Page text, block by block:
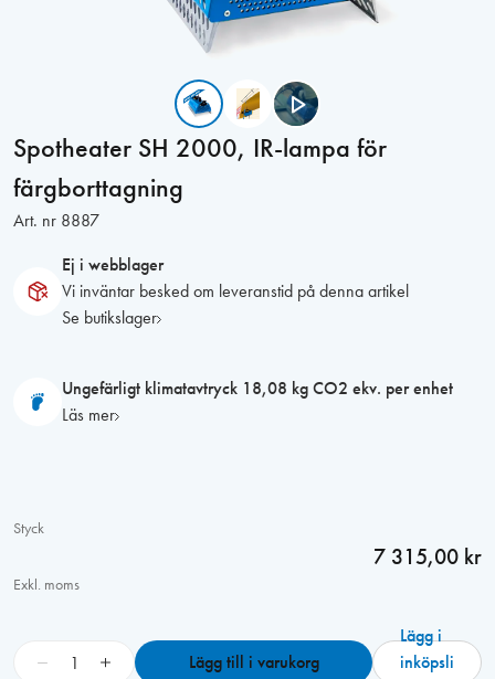
Spotheater SH 2000, IR-lampa för
färgborttagning
Art. nr 8887
Ej i webblager
Vi inväntar besked om leveranstid på denna artikel
Se butikslager
Ungefärligt klimatavtryck 18,08 kg CO2 ekv. per enhet
Läs mer
Styck
7 315,00 kr
Exkl. moms
+ Lägg till i varukorg
Lägg i
inköpsli